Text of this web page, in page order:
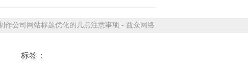
作公司网站标题优化的几点注意事项 - 益众网络
标签：